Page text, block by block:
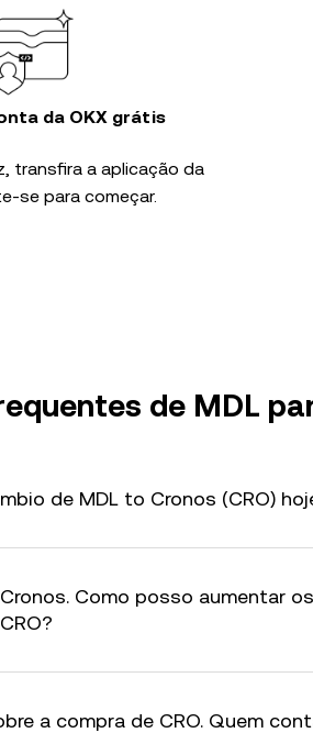
da OKX grátis
transfira a aplicação da
se para começar.
de MDL
de MDL to Cronos (CRO)
Como posso aumentar
a compra de CRO. Quem